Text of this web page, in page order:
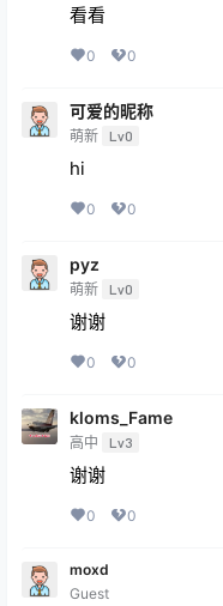
看看
0 0
可爱的昵称
萌新 Lv0
hi
0 0
pyz
萌新 Lv0
谢谢
0 0
kloms_Fame
高中 Lv3
谢谢
0 0
moxd
Guest